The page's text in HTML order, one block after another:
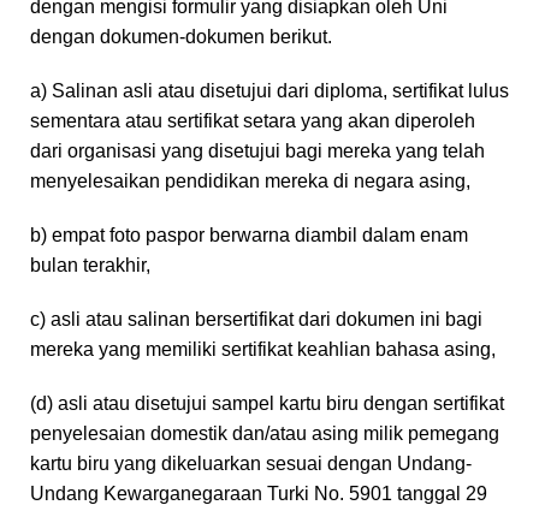
dengan mengisi formulir yang disiapkan oleh Uni
dengan dokumen-dokumen berikut.
a) Salinan asli atau disetujui dari diploma, sertifikat lulus
sementara atau sertifikat setara yang akan diperoleh
dari organisasi yang disetujui bagi mereka yang telah
menyelesaikan pendidikan mereka di negara asing,
b) empat foto paspor berwarna diambil dalam enam
bulan terakhir,
c) asli atau salinan bersertifikat dari dokumen ini bagi
mereka yang memiliki sertifikat keahlian bahasa asing,
(d) asli atau disetujui sampel kartu biru dengan sertifikat
penyelesaian domestik dan/atau asing milik pemegang
kartu biru yang dikeluarkan sesuai dengan Undang-
Undang Kewarganegaraan Turki No. 5901 tanggal 29